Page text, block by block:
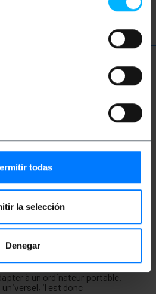
todas
la selección
Denegar
dur Lanberg en deux parties
s'adaptant aux baies 3,5". Ce
dur 2,5" est inséré. Cette
ordinateur de bureau Fabriqué
à un disque solide de 3,5
à un ordinateur portable.
il est donc